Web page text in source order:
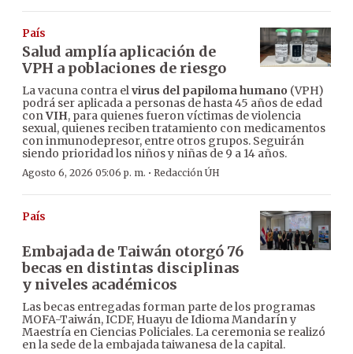
País
Salud amplía aplicación de
VPH a poblaciones de riesgo
La vacuna contra el virus del papiloma humano (VPH)
podrá ser aplicada a personas de hasta 45 años de edad
conVIH, para quienes fueron víctimas de violencia
sexual, quienes reciben tratamiento con medicamentos
con inmunodepresor, entre otros grupos. Seguirán
siendo prioridad los niños y niñas de 9 a 14 años.
Agosto 6, 2026 05:06 p. m. · Redacción ÚH
País
Embajada de Taiwán otorgó 76
becas en distintas disciplinas
y niveles académicos
Las becas entregadas forman parte de los programas
MOFA-Taiwán, ICDF, Huayu de Idioma Mandarín y
Maestría en Ciencias Policiales. La ceremonia se realizó
en la sede de la embajada taiwanesa de la capital.